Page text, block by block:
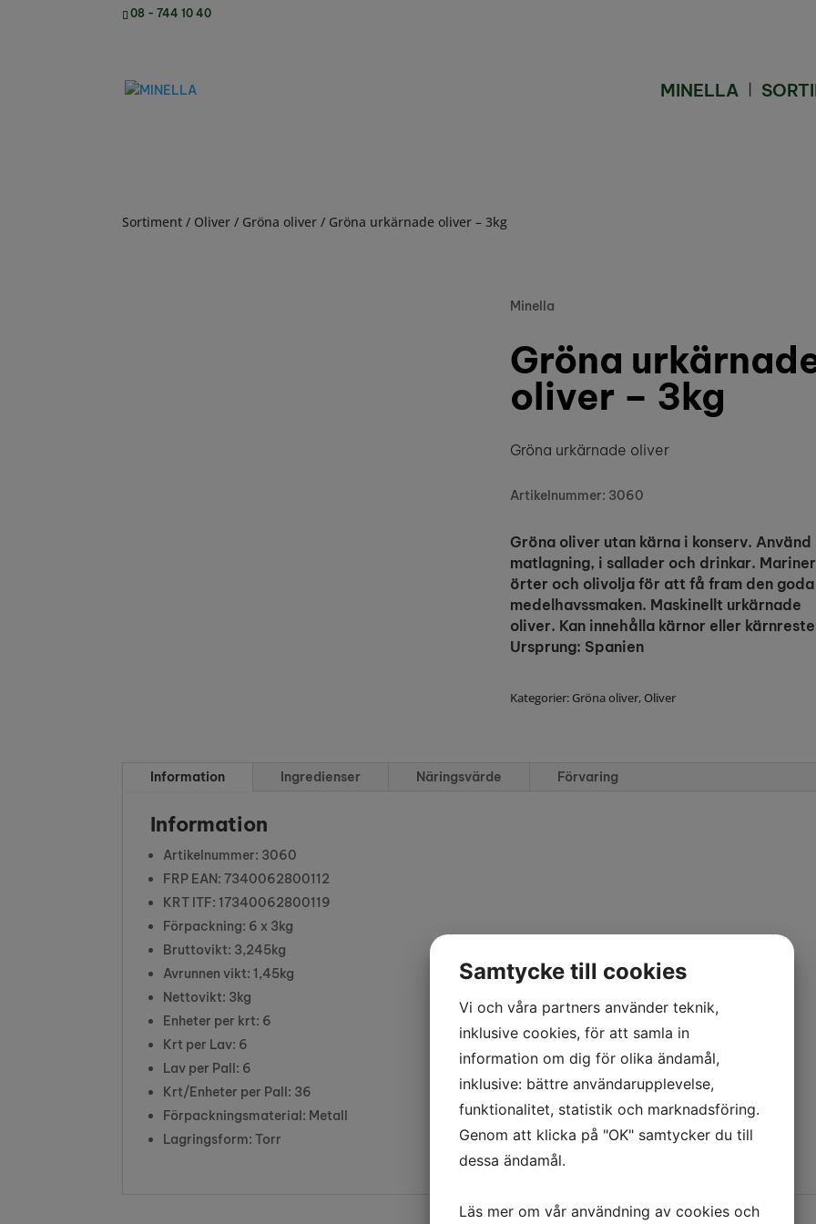
08 - 744 10 40
MINELLA
Sortiment / Oliver / Gröna oliver / Gröna urkärnade oliver – 3kg
Minella
Gröna
oliver – 3kg
Gröna urkärnade oliver
Artikelnummer: 3060
Gröna oliver utan kärna i konserv. Använd
matlagning, i sallader och drinkar.
örter och olivolja för att få fram den goda
medelhavssmaken. Maskinellt urkärnade
oliver. Kan innehålla kärnor eller
Ursprung: Spanien
Kategorier: Gröna oliver, Oliver
Information Ingredienser Näringsvärde Förvaring
Information
Artikelnummer: 3060
FRP EAN: 7340062800112
KRT ITF: 17340062800119
Förpackning: 6 x 3kg
Bruttovikt: 3,245kg
Avrunnen vikt: 1,45kg
Nettovikt: 3kg
Enheter per krt: 6
Krt per Lav: 6
Lav per Pall: 6
Krt/Enheter per Pall: 36
Förpackningsmaterial: Metall
Lagringsform: Torr
Samtycke till cookies
Vi och våra partners använder teknik,
inklusive cookies, för att samla in
information om dig för olika ändamål,
inklusive: bättre användarupplevelse,
funktionalitet, statistik och marknadsföring.
Genom att klicka på "OK" samtycker du till
dessa ändamål.
Läs mer om vår användning av cookies och